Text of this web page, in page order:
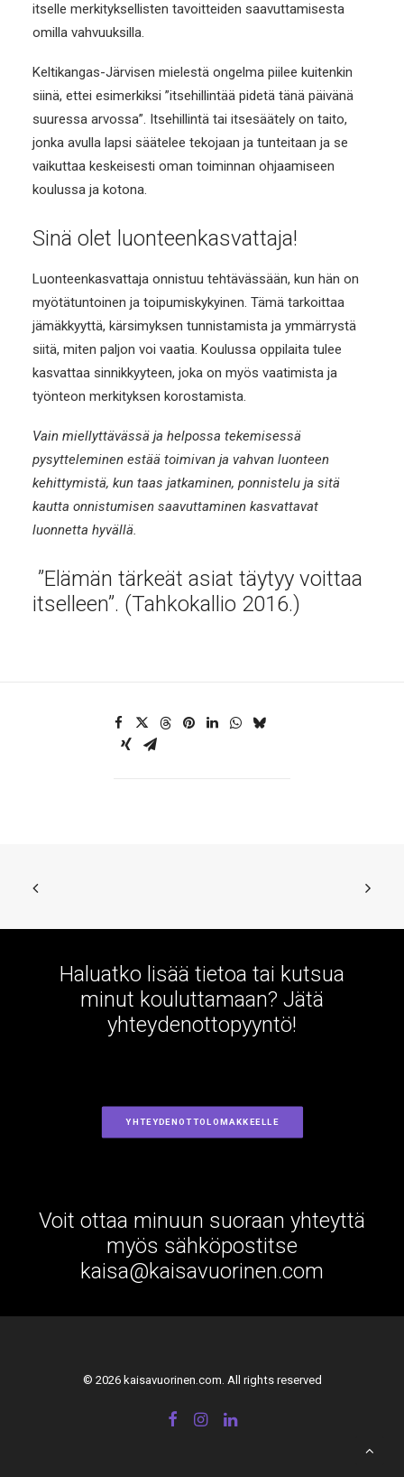
itselle merkityksellisten tavoitteiden saavuttamisesta
omilla vahvuuksilla.
Keltikangas-Järvisen mielestä ongelma piilee kuitenkin
siinä, ettei esimerkiksi ”itsehillintää pidetä tänä päivänä
suuressa arvossa”. Itsehillintä tai itsesäätely on taito,
jonka avulla lapsi säätelee tekojaan ja tunteitaan ja se
vaikuttaa keskeisesti oman toiminnan ohjaamiseen
koulussa ja kotona.
Sinä olet luonteenkasvattaja!
Luonteenkasvattaja onnistuu tehtävässään, kun hän on
myötätuntoinen ja toipumiskykyinen. Tämä tarkoittaa
jämäkkyyttä, kärsimyksen tunnistamista ja ymmärrystä
siitä, miten paljon voi vaatia. Koulussa oppilaita tulee
kasvattaa sinnikkyyteen, joka on myös vaatimista ja
työnteon merkityksen korostamista.
Vain miellyttävässä ja helpossa tekemisessä
pysytteleminen estää toimivan ja vahvan luonteen
kehittymistä, kun taas jatkaminen, ponnistelu ja sitä
kautta onnistumisen saavuttaminen kasvattavat
luonnetta hyvällä.
”Elämän tärkeät asiat täytyy voittaa
itselleen”. (Tahkokallio 2016.)
Haluatko lisää tietoa tai kutsua
minut kouluttamaan? Jätä
yhteydenottopyyntö!
YHTEYDENOTTOLOMAKKEELLE
Voit ottaa minuun suoraan yhteyttä
myös sähköpostitse
kaisa@kaisavuorinen.com
© 2026 kaisavuorinen.com. All rights reserved